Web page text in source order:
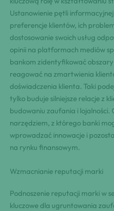
Ustanowienie pętli
preferencje klientów, ich
dostosowanie swoich usług
opinii na platformach mediów
bankom zidentyfikować
reagować na zmartwienia
doświadczenia klienta. Taki
tylko buduje silniejsze relacje z
budowaniu zaufania i lojalności.
narzędziem, z którego banki
wprowadzać innowacje i
na rynku finansowym.
Wzmacnianie reputacji marki
Podnoszenie reputacji marki w
kluczowe dla ugruntowania